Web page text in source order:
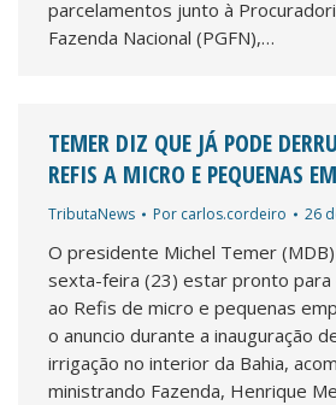
parcelamentos junto à
Fazenda Nacional (PGFN),…
TEMER DIZ QUE JÁ PODE
REFIS A MICRO E PEQUENAS
TributaNews Por carlos.cordeiro 26
O presidente Michel Temer
sexta-feira (23) estar pronto
ao Refis de micro e pequenas
o anuncio durante a inauguração
irrigação no interior da Bahia,
ministrando Fazenda, Henrique